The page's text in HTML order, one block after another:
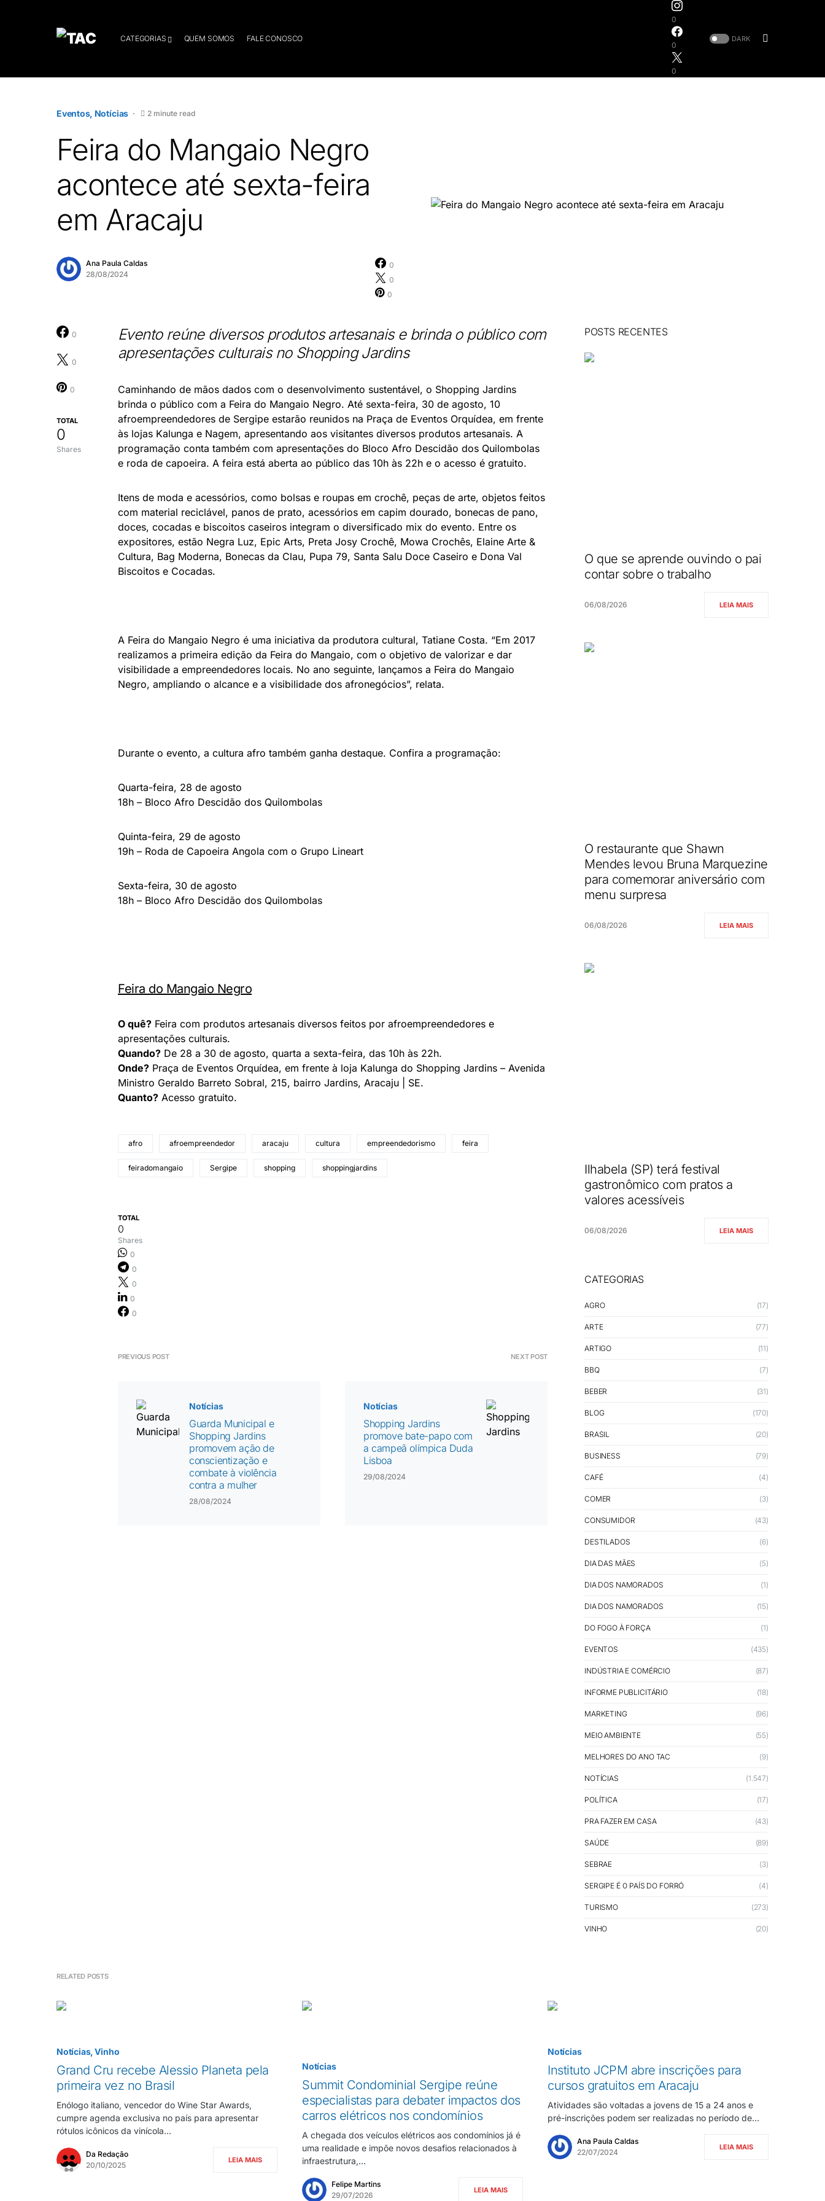
CATEGORIAS QUEM SOMOS FALE CONOSCO
0
0
0
DARK
Eventos Notícias 2 minute read
Feira do Mangaio Negro
acontece até sexta-feira
em Aracaju
Ana Paula Caldas
28/08/2024
0
0
0
TOTAL
0
Shares
0
0
0
Evento reúne diversos produtos artesanais e brinda o público com
apresentações culturais no Shopping Jardins
Caminhando de mãos dados com o desenvolvimento sustentável, o Shopping Jardins
brinda o público com a Feira do Mangaio Negro. Até sexta-feira, 30 de agosto, 10
afroempreendedores de Sergipe estarão reunidos na Praça de Eventos Orquídea, em frente
às lojas Kalunga e Nagem, apresentando aos visitantes diversos produtos artesanais. A
programação conta também com apresentações do Bloco Afro Descidão dos Quilombolas
e roda de capoeira. A feira está aberta ao público das 10h às 22h e o acesso é gratuito.
Itens de moda e acessórios, como bolsas e roupas em crochê, peças de arte, objetos feitos
com material reciclável, panos de prato, acessórios em capim dourado, bonecas de pano,
doces, cocadas e biscoitos caseiros integram o diversificado mix do evento. Entre os
expositores, estão Negra Luz, Epic Arts, Preta Josy Crochê, Mowa Crochês, Elaine Arte &
Cultura, Bag Moderna, Bonecas da Clau, Pupa 79, Santa Salu Doce Caseiro e Dona Val
Biscoitos e Cocadas.
A Feira do Mangaio Negro é uma iniciativa da produtora cultural, Tatiane Costa. “Em 2017
realizamos a primeira edição da Feira do Mangaio, com o objetivo de valorizar e dar
visibilidade a empreendedores locais. No ano seguinte, lançamos a Feira do Mangaio
Negro, ampliando o alcance e a visibilidade dos afronegócios”, relata.
Durante o evento, a cultura afro também ganha destaque. Confira a programação:
Quarta-feira, 28 de agosto
18h – Bloco Afro Descidão dos Quilombolas
Quinta-feira, 29 de agosto
19h – Roda de Capoeira Angola com o Grupo Lineart
Sexta-feira, 30 de agosto
18h – Bloco Afro Descidão dos Quilombolas
Feira do Mangaio Negro
O quê? Feira com produtos artesanais diversos feitos por afroempreendedores e
apresentações culturais.
Quando? De 28 a 30 de agosto, quarta a sexta-feira, das 10h às 22h.
Onde? Praça de Eventos Orquídea, em frente à loja Kalunga do Shopping Jardins – Avenida
Ministro Geraldo Barreto Sobral, 215, bairro Jardins, Aracaju | SE.
Quanto? Acesso gratuito.
afro afroempreendedor aracaju cultura empreendedorismo feira
feiradomangaio Sergipe shopping shoppingjardins
TOTAL
0
Shares
0
0
0
0
0
PREVIOUS POST
Notícias
Guarda Municipal e
Shopping Jardins
promovem ação de
conscientização e
combate à violência
contra a mulher
28/08/2024
NEXT POST
Notícias
Shopping Jardins
promove bate-papo com
a campeã olímpica Duda
Lisboa
29/08/2024
POSTS RECENTES
O que se aprende ouvindo o pai
contar sobre o trabalho
06/08/2026 LEIA MAIS
O restaurante que Shawn
Mendes levou Bruna Marquezine
para comemorar aniversário com
menu surpresa
06/08/2026 LEIA MAIS
Ilhabela (SP) terá festival
gastronômico com pratos a
valores acessíveis
06/08/2026 LEIA MAIS
CATEGORIAS
AGRO (17)
ARTE (77)
ARTIGO (11)
BBQ (7)
BEBER (31)
BLOG (170)
BRASIL (20)
BUSINESS (79)
CAFÉ (4)
COMER (3)
CONSUMIDOR (43)
DESTILADOS (6)
DIA DAS MÃES (5)
DIA DOS NAMORADOS (1)
DIA DOS NAMORADOS (15)
DO FOGO À FORÇA (1)
EVENTOS (435)
INDÚSTRIA E COMÉRCIO (87)
INFORME PUBLICITÁRIO (18)
MARKETING (96)
MEIO AMBIENTE (55)
MELHORES DO ANO TAC (9)
NOTÍCIAS (1.547)
POLÍTICA (17)
PRA FAZER EM CASA (43)
SAÚDE (89)
SEBRAE (3)
SERGIPE É O PAÍS DO FORRÓ (4)
TURISMO (273)
VINHO (20)
RELATED POSTS
Notícias Vinho
Grand Cru recebe Alessio Planeta pela
primeira vez no Brasil
Enólogo italiano, vencedor do Wine Star Awards,
cumpre agenda exclusiva no país para apresentar
rótulos icônicos da vinícola…
Da Redação
20/10/2025
LEIA MAIS
Notícias
Summit Condominial Sergipe reúne
especialistas para debater impactos dos
carros elétricos nos condomínios
A chegada dos veículos elétricos aos condomínios já é
uma realidade e impõe novos desafios relacionados à
infraestrutura,…
Felipe Martins
29/07/2026
LEIA MAIS
Notícias
Instituto JCPM abre inscrições para
cursos gratuitos em Aracaju
Atividades são voltadas a jovens de 15 a 24 anos e
pré-inscrições podem ser realizadas no período de…
Ana Paula Caldas
22/07/2024
LEIA MAIS